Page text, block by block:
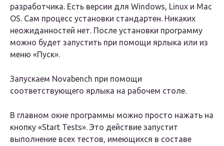
разработчика. Есть версии для Windows, Linux и Mac
OS. Сам процесс установки стандартен. Никаких
неожиданностей нет. После установки программу
можно будет запустить при помощи ярлыка или из
меню «Пуск».
Запускаем Novabench при помощи
соответствующего ярлыка на рабочем столе.
В главном окне программы можно просто нажать на
кнопку «Start Tests». Это действие запустит
выполнение всех тестов, имеющихся в составе